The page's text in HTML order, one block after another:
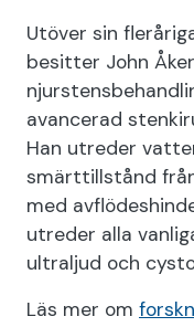
Utöver sin
besitter John
avancerad
Han utreder
smärttillstånd
med
utreder alla
ultraljud och
Läs mer om